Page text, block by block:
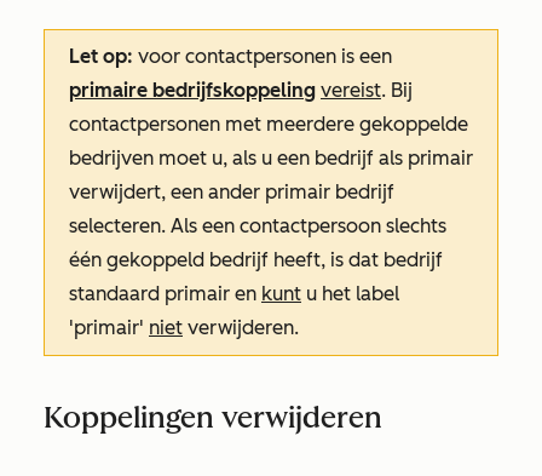
Let op: voor contactpersonen is een
primaire bedrijfskoppeling vereist. Bij
contactpersonen met meerdere gekoppelde
bedrijven moet u, als u een bedrijf als primair
verwijdert, een ander primair bedrijf
selecteren. Als een contactpersoon slechts
één gekoppeld bedrijf heeft, is dat bedrijf
standaard primair en kunt u het label
'primair' niet verwijderen.
Koppelingen verwijderen